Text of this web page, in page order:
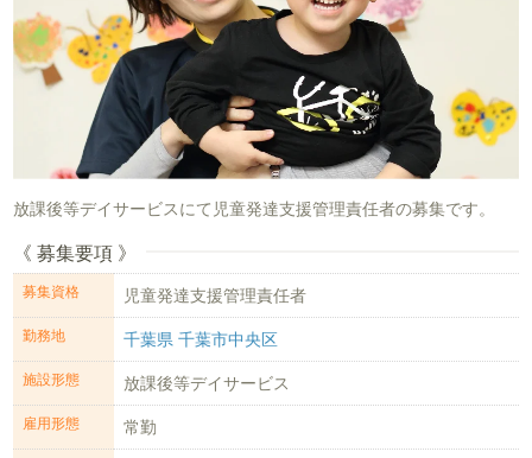
放課後等デイサービスにて児童発達支援管理責任者の募集です。
《 募集要項 》
募集資格 児童発達支援管理責任者
勤務地 千葉県 千葉市中央区
施設形態 放課後等デイサービス
雇用形態 常勤